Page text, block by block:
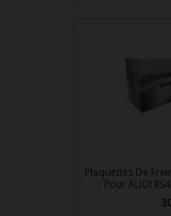
Plaquettes De
Pour AUDI